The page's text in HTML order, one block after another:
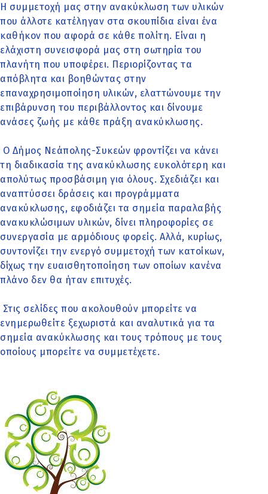
Η συμμετοχή μας στην ανακύκλωση των υλικών
που άλλοτε κατέληγαν στα σκουπίδια είναι ένα
καθήκον που αφορά σε κάθε πολίτη. Είναι η
ελάχιστη συνεισφορά μας στη σωτηρία του
πλανήτη που υποφέρει. Περιορίζοντας τα
απόβλητα και βοηθώντας στην
επαναχρησιμοποίηση υλικών, ελαττώνουμε την
επιβάρυνση του περιβάλλοντος και δίνουμε
ανάσες ζωής με κάθε πράξη ανακύκλωσης.
Ο Δήμος Νεάπολης-Συκεών φροντίζει να κάνει
τη διαδικασία της ανακύκλωσης ευκολότερη και
απολύτως προσβάσιμη για όλους. Σχεδιάζει και
αναπτύσσει δράσεις και προγράμματα
ανακύκλωσης, εφοδιάζει τα σημεία παραλαβής
ανακυκλώσιμων υλικών, δίνει πληροφορίες σε
συνεργασία με αρμόδιους φορείς. Αλλά, κυρίως,
συντονίζει την ενεργό συμμετοχή των κατοίκων,
δίχως την ευαισθητοποίηση των οποίων κανένα
πλάνο δεν θα ήταν επιτυχές.
Στις σελίδες που ακολουθούν μπορείτε να
ενημερωθείτε ξεχωριστά και αναλυτικά για τα
σημεία ανακύκλωσης και τους τρόπους με τους
οποίους μπορείτε να συμμετέχετε.